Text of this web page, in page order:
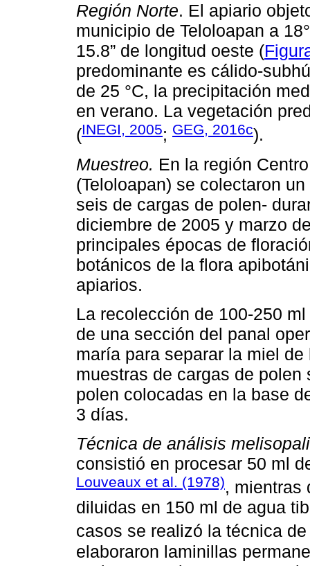
Región Norte. El apiario
municipio de Teloloapan a
15.8” de longitud oeste (
predominante es cálido-
de 25 °C, la precipitación
en verano. La vegetación
(INEGI, 2005; GEG, 2016c).
Muestreo. En la región
(Teloloapan) se colectaron
seis de cargas de polen-
diciembre de 2005 y marzo
principales épocas de
botánicos de la flora
apiarios.
La recolección de 100-250
de una sección del panal
maría para separar la miel
muestras de cargas de
polen colocadas en la base
3 días.
Técnica de análisis
consistió en procesar 50 ml
Louveaux et al. (1978), mientras
diluidas en 150 ml de agua
casos se realizó la técnica
elaboraron laminillas